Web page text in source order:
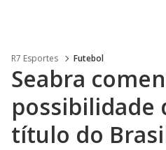
R7 Esportes Futebol
Seabra
possibilidade
título do